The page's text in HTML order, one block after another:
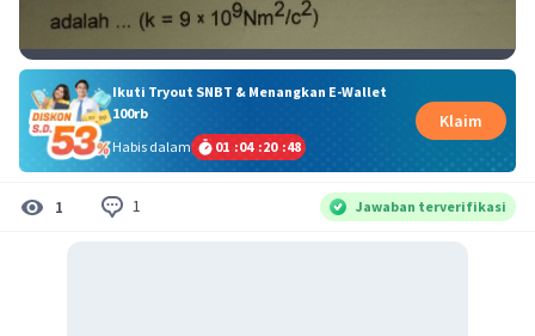
Ikuti Tryout SNBT & Menangkan E-Wallet
100rb
Habis dalam
01 :04 :20 :48
Klaim
1 1 Jawaban terverifikasi